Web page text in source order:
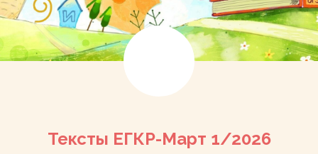
Тексты ЕГКР-Март 1/2026